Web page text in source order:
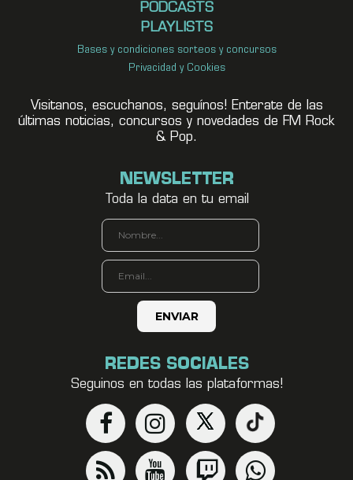
PODCASTS
PLAYLISTS
Bases y condiciones sorteos y concursos
Privacidad y Cookies
Visitanos, escuchanos, seguínos! Enterate de las
últimas noticias, concursos y novedades de FM Rock
& Pop.
NEWSLETTER
Toda la data en tu email
REDES SOCIALES
Seguinos en todas las plataformas!